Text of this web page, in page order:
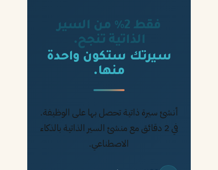
فقط 2% من السير
الذاتية تنجح.
سيرتك ستكون واحدة
منها.
أنشئ سيرة ذاتية تحصل بها على الوظيفة.
في 2 دقائق مع منشئ السير الذاتية بالذكاء
الاصطناعي.